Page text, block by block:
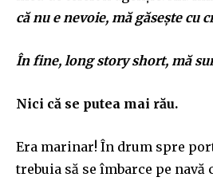
că nu e nevoie, mă găsește cu
În fine, long story short, mă
Nici că se putea mai rău.
Era marinar! În drum spre
trebuia să se îmbarce pe navă